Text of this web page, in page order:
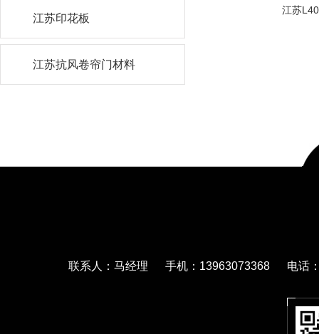
江苏
江苏印花板
江苏抗风卷帘门材料
联系人：马经理 手机：13963073368 电话